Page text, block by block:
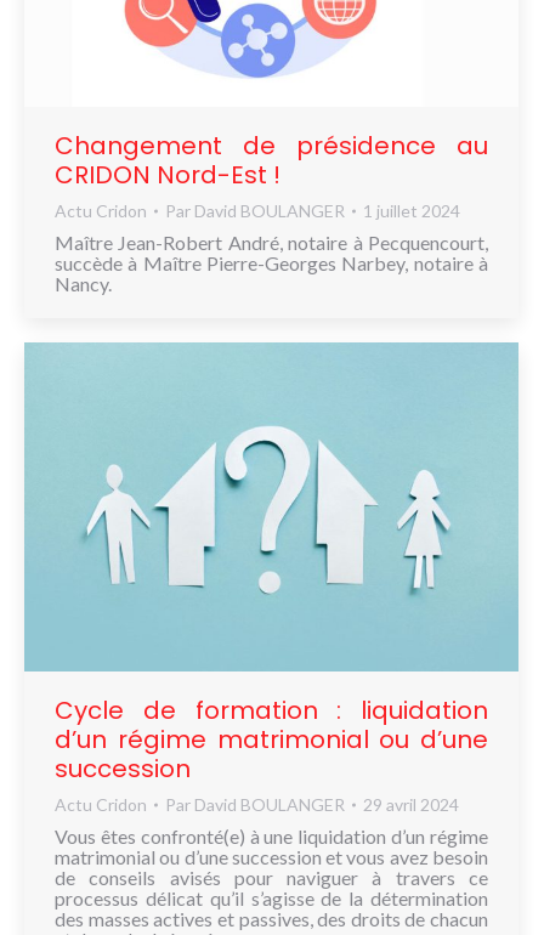
Changement de présidence au
CRIDON Nord-Est !
Actu Cridon Par David BOULANGER 1 juillet 2024
Maître Jean-Robert André, notaire à Pecquencourt,
succède à Maître Pierre-Georges Narbey, notaire à
Nancy.
Cycle de formation : liquidation
d’un régime matrimonial ou d’une
succession
Actu Cridon Par David BOULANGER 29 avril 2024
Vous êtes confronté(e) à une liquidation d’un régime
matrimonial ou d’une succession et vous avez besoin
de conseils avisés pour naviguer à travers ce
processus délicat qu’il s’agisse de la détermination
des masses actives et passives, des droits de chacun